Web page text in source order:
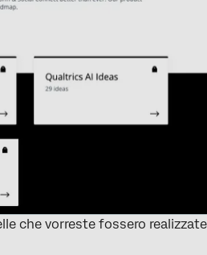
che vorreste fossero